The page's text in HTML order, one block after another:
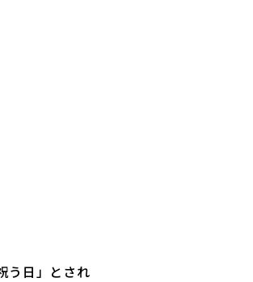
う日」とされ